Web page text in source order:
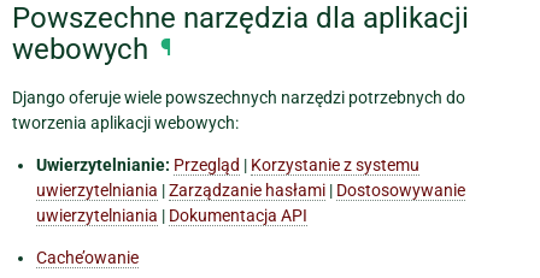
Powszechne narzędzia dla aplikacji
webowych ¶
Django oferuje wiele powszechnych narzędzi potrzebnych do
tworzenia aplikacji webowych:
Uwierzytelnianie: Przegląd | Korzystanie z systemu
uwierzytelniania |Zarządzanie hasłami | Dostosowywanie
uwierzytelniania | Dokumentacja API
Cache’owanie